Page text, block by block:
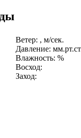
Ветер: , м/сек.
Давление:
Влажность: %
Восход:
Заход: